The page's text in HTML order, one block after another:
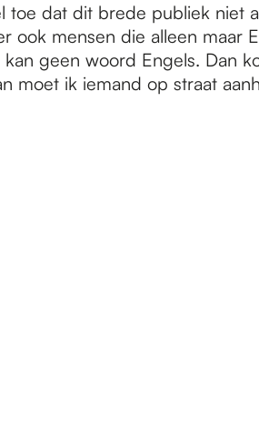
toe dat dit brede publiek niet
ook mensen die alleen maar
geen woord Engels. Dan
moet ik iemand op straat